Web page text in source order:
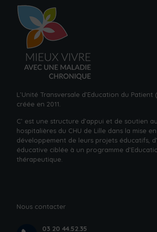
L’Unité Transversale d’Education du Patient
créée en 2011.
C’ est une structure d’appui et de soutien
hospitalières du CHU de Lille dans la mise
développement de leurs projets éducatifs,
éducative ciblée à un programme
thérapeutique.
Nous contacter
03 20 44.52.35